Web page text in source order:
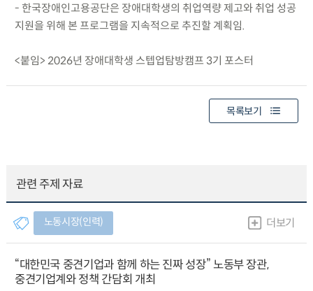
- 한국장애인고용공단은 장애대학생의 취업역량 제고와 취업 성공
지원을 위해 본 프로그램을 지속적으로 추진할 계획임.
<붙임> 2026년 장애대학생 스텝업탐방캠프 3기 포스터
목록보기
관련 주제 자료
노동시장(인력) 더보기
“대한민국 중견기업과 함께 하는 진짜 성장” 노동부 장관,
중견기업계와 정책 간담회 개최